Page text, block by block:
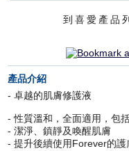
到喜愛產品
產品介紹
-卓越的肌膚修護液
-性質溫和，全面適用，包
-潔淨、鎮靜及喚醒肌膚
-提升後續使用Forever的